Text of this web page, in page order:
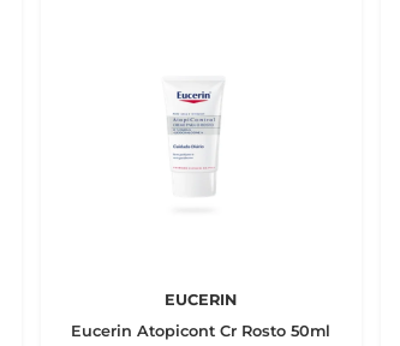
EUCERIN
Eucerin Atopicont Cr Rosto 50ml